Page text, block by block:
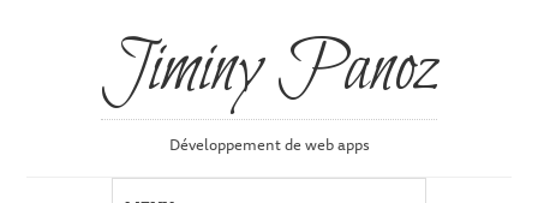
Jiminy Panoz
Développement de web apps